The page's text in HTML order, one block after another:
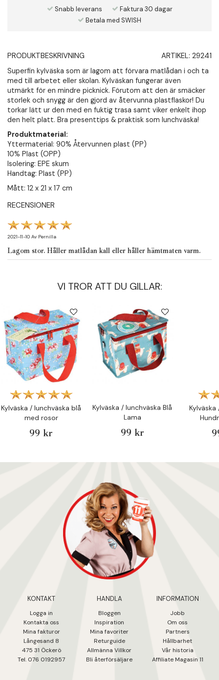
Snabb leverans
Faktura 30 dagar
Betala med SWISH
PRODUKTBESKRIVNING ARTIKEL: 29241
Superfin kylväska som är lagom att förvara matlådan i och ta
med till arbetet eller skolan. Kylväskan fungerar även
utmärkt för en mindre picknick. Förutom att den är smäcker
storlek och snygg är den gjord av återvunna plastflaskor! Du
torkar lätt ur den med en fuktig trasa samt viker enkelt ihop
den helt platt. Bra presenttips & praktisk som lunchväska!
Produktmaterial:
Yttermaterial: 90% Återvunnen plast (PP)
10% Plast (OPP)
Isolering: EPE skum
Handtag: Plast (PP)
Mått: 12 x 21 x 17 cm
RECENSIONER
2021-11-10 Av Pernilla
Lagom stor. Håller matlådan kall eller håller hämtmaten varm.
VI TROR ATT DU GILLAR:
Kylväska / lunchväska blå
med rosor
99 kr
Kylväska / lunchväska Blå
Lama
99 kr
Kylväska
KONTAKT
Logga in
Kontakta oss
Mina fakturor
Långesand 8
475 31 Öckerö
Tel. 076 0192957
HANDLA
Bloggen
Inspiration
Mina favoriter
Returguide
Allmänna Villkor
Bli återförsäljare
INFORMATION
Jobb
Om oss
Partners
Hållbarhet
Vår historia
Affiliate Magasin 11